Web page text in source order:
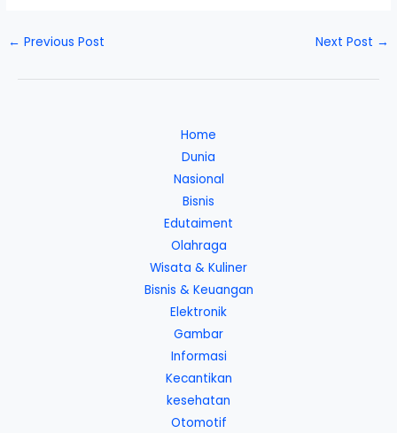
← Previous Post Next Post →
Home
Dunia
Nasional
Bisnis
Edutaiment
Olahraga
Wisata & Kuliner
Bisnis & Keuangan
Elektronik
Gambar
Informasi
Kecantikan
kesehatan
Otomotif